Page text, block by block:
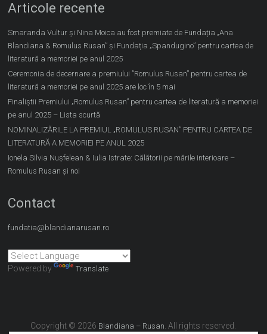
Articole recente
Smaranda Vultur și Nina Moica au fost premiate de Fundația „Ana
Blandiana & Romulus Rusan” și Fundația „Spandugino” pentru cartea de
literatură a memoriei pe anul 2025
Ceremonia de decernare a premiului ”Romulus Rusan” pentru cartea de
literatură a memoriei pe anul 2025 are loc în 5 mai
Finaliștii Premiului „Romulus Rusan” pentru cartea de literatură a memoriei
pe anul 2025 – Lista scurtă
NOMINALIZĂRILE LA PREMIUL „ROMULUS RUSAN” PENTRU CARTEA DE
LITERATURĂ A MEMORIEI PE ANUL 2025
Ionela Silvia Nușfelean & Iulia Istrate: Călătorii pe mările interioare –
Romulus Rusan și noi
Contact
fundatia@blandianarusan.ro
Powered by Translate
Copyright © 2026 Blandiana – Rusan . All rights reserved.